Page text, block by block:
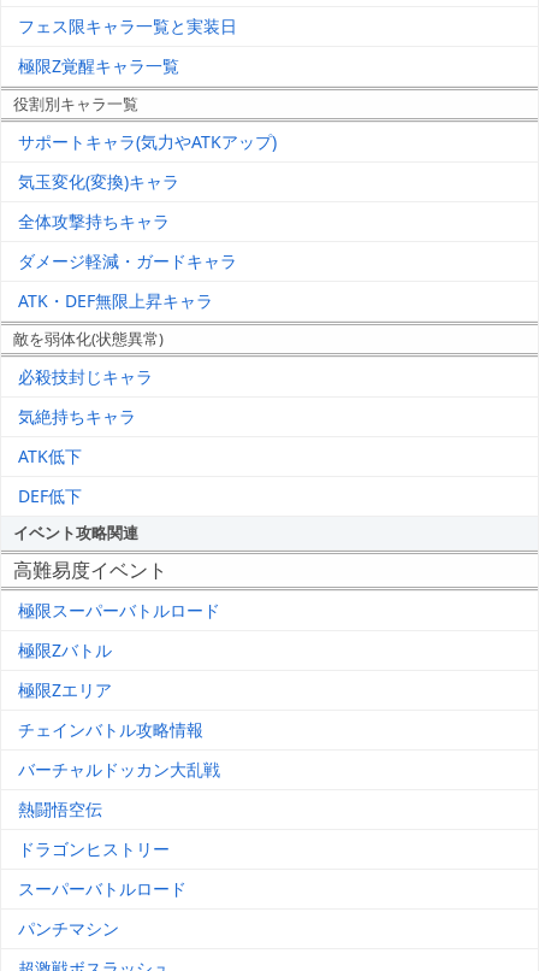
フェス限キャラ一覧と実装日
極限Z覚醒キャラ一覧
役割別キャラ一覧
サポートキャラ(気力やATKアップ)
気玉変化(変換)キャラ
全体攻撃持ちキャラ
ダメージ軽減・ガードキャラ
ATK・DEF無限上昇キャラ
敵を弱体化(状態異常)
必殺技封じキャラ
気絶持ちキャラ
ATK低下
DEF低下
イベント攻略関連
高難易度イベント
極限スーパーバトルロード
極限Zバトル
極限Zエリア
チェインバトル攻略情報
バーチャルドッカン大乱戦
熱闘悟空伝
ドラゴンヒストリー
スーパーバトルロード
パンチマシン